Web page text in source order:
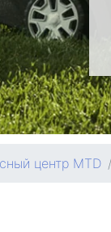
центр MTD